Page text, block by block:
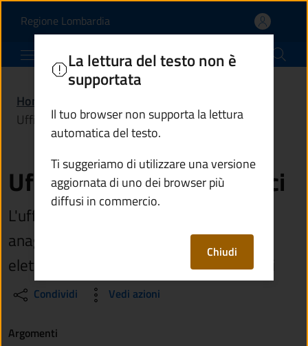
Ufficio servizi
Regione Lombardia(apre in un'altra scheda).
Comune di Ponte di Legno
Home
Ufficio servizi demografici
Ufficio servizi demografici
L'ufficio si occupa delle pratiche
anagrafiche, di stato civile, delle liste
elettorali e di leva e dei servizi cimiteriali
Condividi Vedi azioni
La lettura del testo non è
supportata
Il tuo browser non supporta la lettura
automatica del testo.
Ti suggeriamo di utilizzare una versione
aggiornata di uno dei browser più
diffusi in commercio.
Chiudi
Argomenti